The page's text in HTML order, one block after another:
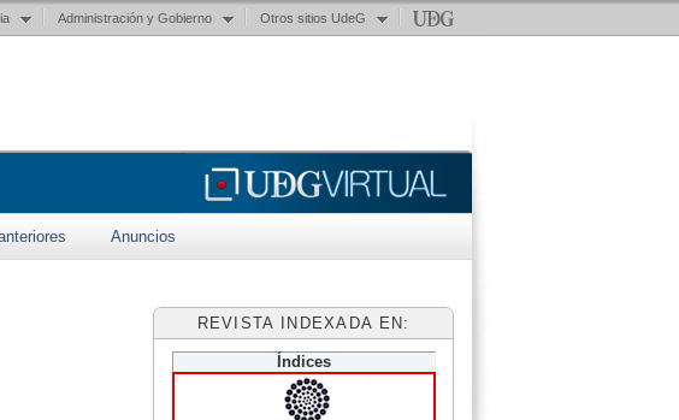
Administración y Gobierno Otros sitios UdeG
REVISTA INDEXADA EN:
Índices
Anuncios